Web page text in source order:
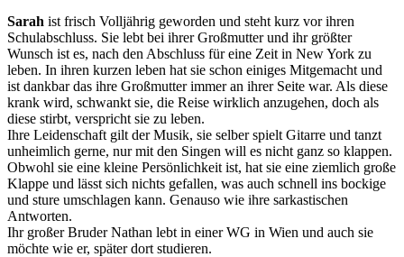
Sarah ist frisch Volljährig geworden und steht kurz vor ihren
Schulabschluss. Sie lebt bei ihrer Großmutter und ihr größter
Wunsch ist es, nach den Abschluss für eine Zeit in New York zu
leben. In ihren kurzen leben hat sie schon einiges Mitgemacht und
ist dankbar das ihre Großmutter immer an ihrer Seite war. Als diese
krank wird, schwankt sie, die Reise wirklich anzugehen, doch als
diese stirbt, verspricht sie zu leben.
Ihre Leidenschaft gilt der Musik, sie selber spielt Gitarre und tanzt
unheimlich gerne, nur mit den Singen will es nicht ganz so klappen.
Obwohl sie eine kleine Persönlichkeit ist, hat sie eine ziemlich große
Klappe und lässt sich nichts gefallen, was auch schnell ins bockige
und sture umschlagen kann. Genauso wie ihre sarkastischen
Antworten.
Ihr großer Bruder Nathan lebt in einer WG in Wien und auch sie
möchte wie er, später dort studieren.